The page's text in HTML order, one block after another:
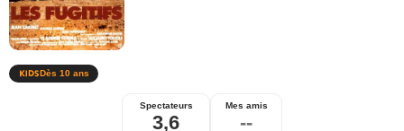
Dès 10 ans
Spectateurs
3,6
Mes amis
--